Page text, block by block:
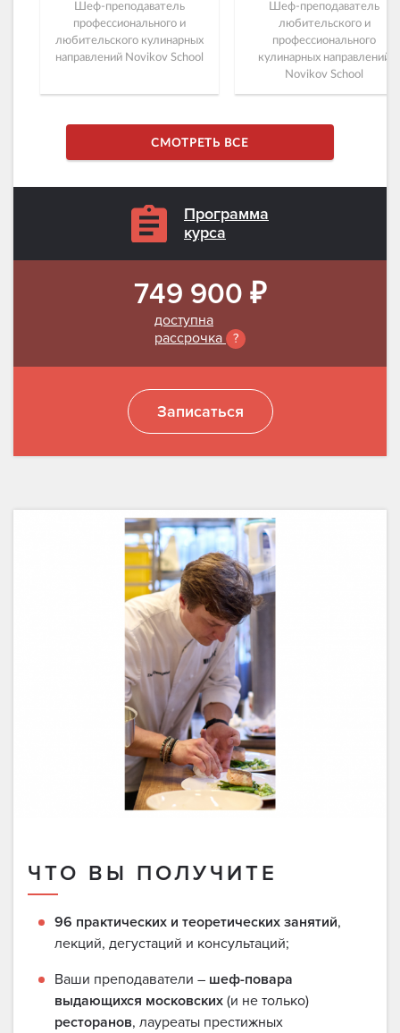
Шеф-преподаватель
профессионального и
любительского кулинарных
направлений Novikov School
Шеф-преподаватель
любительского и
профессионального
кулинарных направлений
Novikov School
СМОТРЕТЬ ВСЕ
Программа
курса
749 900 ₽
доступна
рассрочка
?
Записаться
ЧТО ВЫ ПОЛУЧИТЕ
96 практических и теоретических занятий,
лекций, дегустаций и консультаций;
Ваши преподаватели – шеф-повара
выдающихся московских (и не только)
ресторанов, лауреаты престижных